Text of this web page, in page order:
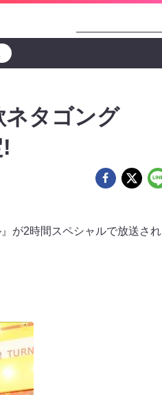
タゴング
が2時間スペシャルで放送され